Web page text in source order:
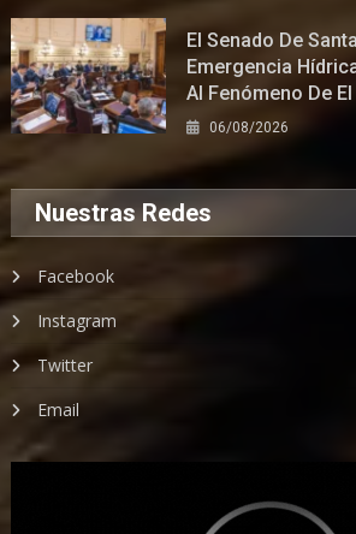
El Senado De
Emergencia
Al Fenómeno De
06/08/2026
Nuestras Redes
Facebook
Instagram
Twitter
Email